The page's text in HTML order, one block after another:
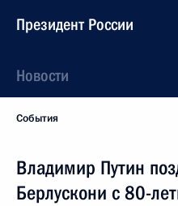
Президент России
Новости
События
Владимир Путин
Берлускони с 80-